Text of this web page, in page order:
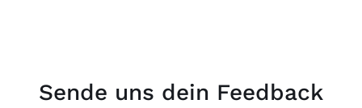
Sende uns dein Feedback